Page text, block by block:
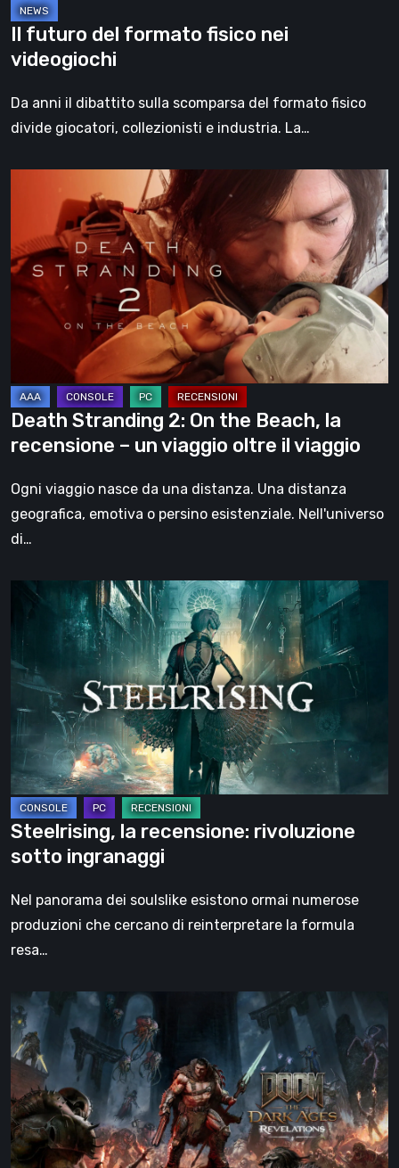
Il futuro del formato fisico nei
videogiochi
Da anni il dibattito sulla scomparsa del formato fisico
divide giocatori, collezionisti e industria. La…
Stranding
On
the
Beach,
recensione
–
un
viaggio
oltre
il
Death Stranding 2: On the Beach, la
recensione – un viaggio oltre il viaggio
Ogni viaggio nasce da una distanza. Una distanza
geografica, emotiva o persino esistenziale. Nell'universo
di…
Steelrising,
recensione:
rivoluzione
sotto
ingranaggi
Steelrising, la recensione: rivoluzione
sotto ingranaggi
Nel panorama dei soulslike esistono ormai numerose
produzioni che cercano di reinterpretare la formula
resa…
DOOM:
The
Dark
Ages
–
Revelations,
la